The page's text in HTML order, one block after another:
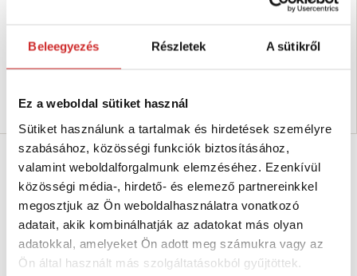
Beleegyezés Részletek A sütikről
Ez a weboldal sütiket használ
Sütiket használunk a tartalmak és hirdetések személyre
szabásához, közösségi funkciók biztosításához,
valamint weboldalforgalmunk elemzéséhez. Ezenkívül
közösségi média-, hirdető- és elemező partnereinkkel
megosztjuk az Ön weboldalhasználatra vonatkozó
adatait, akik kombinálhatják az adatokat más olyan
adatokkal, amelyeket Ön adott meg számukra vagy az
Ön által használt más szolgáltatásokból gyűjtöttek.
Nincs készleten
Elérhetőség ellenőrzése
Térfogat (ml): 310 ml
Méret (mm): 225 mm